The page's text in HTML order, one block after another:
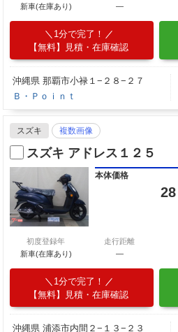
新車(在庫あり)
―
1分で完了！
【無料】見積・在庫確認
沖縄県 那覇市小禄１−２８−２７
Ｂ・Ｐｏｉｎｔ
スズキ 複数画像
スズキ アドレス１２５
本体価格
28
初度登録年
新車(在庫あり)
走行距離
―
1分で完了！
【無料】見積・在庫確認
沖縄県 浦添市内間２−１３−２３